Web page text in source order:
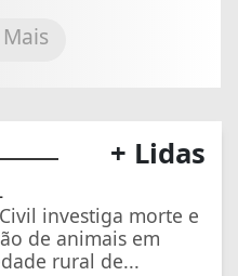
+ Lidas
investiga morte e
de animais em
rural de...